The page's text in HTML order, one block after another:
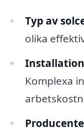
Typ av
olika
Komplexa